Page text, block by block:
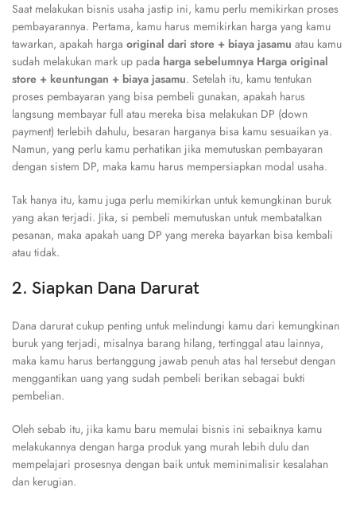
Saat melakukan bisnis usaha jastip ini, kamu perlu memikirkan proses
pembayarannya. Pertama, kamu harus memikirkan harga yang kamu
tawarkan, apakah harga original dari store + biaya jasamu atau kamu
sudah melakukan mark up pada harga sebelumnya Harga original
store + keuntungan + biaya jasamu. Setelah itu, kamu tentukan
proses pembayaran yang bisa pembeli gunakan, apakah harus
langsung membayar full atau mereka bisa melakukan DP (down
payment) terlebih dahulu, besaran harganya bisa kamu sesuaikan ya.
Namun, yang perlu kamu perhatikan jika memutuskan pembayaran
dengan sistem DP, maka kamu harus mempersiapkan modal usaha.
Tak hanya itu, kamu juga perlu memikirkan untuk kemungkinan buruk
yang akan terjadi. Jika, si pembeli memutuskan untuk membatalkan
pesanan, maka apakah uang DP yang mereka bayarkan bisa kembali
atau tidak.
2. Siapkan Dana Darurat
Dana darurat cukup penting untuk melindungi kamu dari kemungkinan
buruk yang terjadi, misalnya barang hilang, tertinggal atau lainnya,
maka kamu harus bertanggung jawab penuh atas hal tersebut dengan
menggantikan uang yang sudah pembeli berikan sebagai bukti
pembelian.
Oleh sebab itu, jika kamu baru memulai bisnis ini sebaiknya kamu
melakukannya dengan harga produk yang murah lebih dulu dan
mempelajari prosesnya dengan baik untuk meminimalisir kesalahan
dan kerugian.